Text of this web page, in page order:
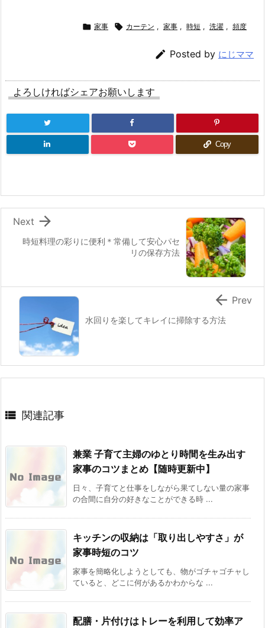
 家事  カーテン , 家事 , 時短 , 洗濯 , 頻度
 Posted by にじママ
よろしければシェアお願いします
Copy
時短料理の彩りに便利＊常備して安心パセ
リの保存方法

Next
水回りを楽してキレイに掃除する方法
 Prev
 関連記事
兼業 子育て主婦のゆとり時間を生み出す
家事のコツまとめ【随時更新中】
日々、子育てと仕事をしながら果てしない量の家事
の合間に自分の好きなことができる時 ...
キッチンの収納は「取り出しやすさ」が
家事時短のコツ
家事を簡略化しようとしても、物がゴチャゴチャし
ていると、どこに何があるかわからな ...
配膳・片付けはトレーを利用して効率ア